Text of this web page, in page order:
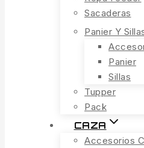
Sacaderas
Panier Y
Panier
Sillas
Tupper
Pack
CAZA
Accesorios